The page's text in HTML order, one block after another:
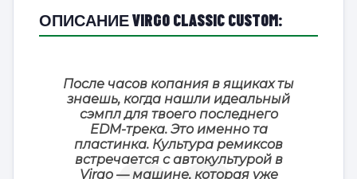
ОПИСАНИЕ VIRGO CLASSIC CUSTOM:
После часов копания в ящиках ты
знаешь, когда нашли идеальный
сэмпл для твоего последнего
EDM-трека. Это именно та
пластинка. Культура ремиксов
встречается с автокультурой в
Virgo — машине, которая уже